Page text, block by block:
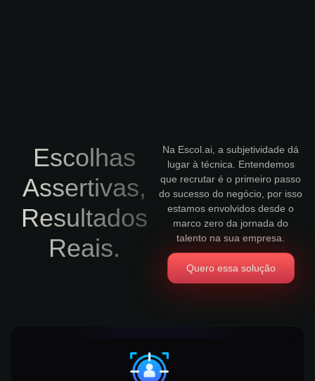
Escolhas
Assertivas,
Resultados
Reais.
Na Escol.ai, a subjetividade dá
lugar à técnica. Entendemos
que recrutar é o primeiro passo
do sucesso do negócio, por isso
estamos envolvidos desde o
marco zero da jornada do
talento na sua empresa.
Quero essa solução